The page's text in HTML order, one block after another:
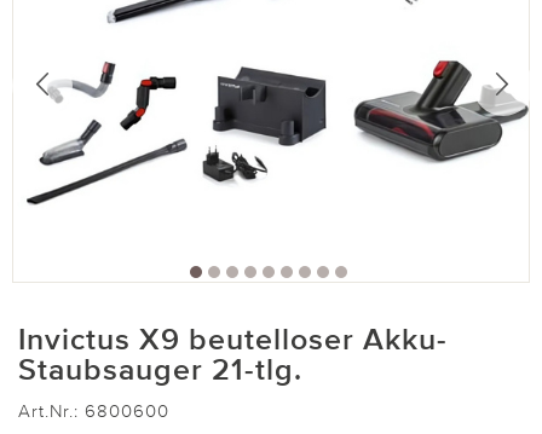
Invictus X9 beutelloser Akku-
Staubsauger 21-tlg.
Art.Nr.: 6800600